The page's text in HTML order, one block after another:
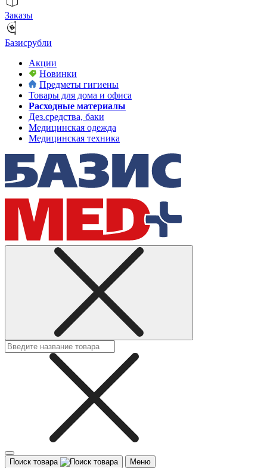
Заказы
Базисрубли
Акции
Новинки
Предметы гигиены
Товары для дома и офиса
Расходные материалы
Дез.средства, баки
Медицинская одежда
Медицинская техника
Поиск товара Меню